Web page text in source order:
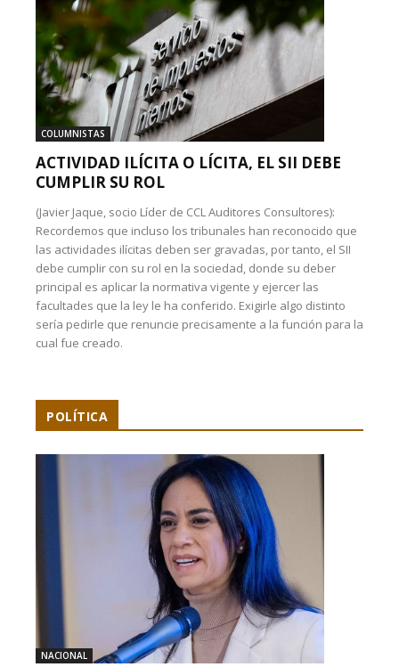
COLUMNISTAS
ACTIVIDAD ILÍCITA O LÍCITA, EL SII DEBE
CUMPLIR SU ROL
(Javier Jaque, socio Líder de CCL Auditores Consultores):
Recordemos que incluso los tribunales han reconocido que
las actividades ilícitas deben ser gravadas, por tanto, el SII
debe cumplir con su rol en la sociedad, donde su deber
principal es aplicar la normativa vigente y ejercer las
facultades que la ley le ha conferido. Exigirle algo distinto
sería pedirle que renuncie precisamente a la función para la
cual fue creado.
POLÍTICA
NACIONAL